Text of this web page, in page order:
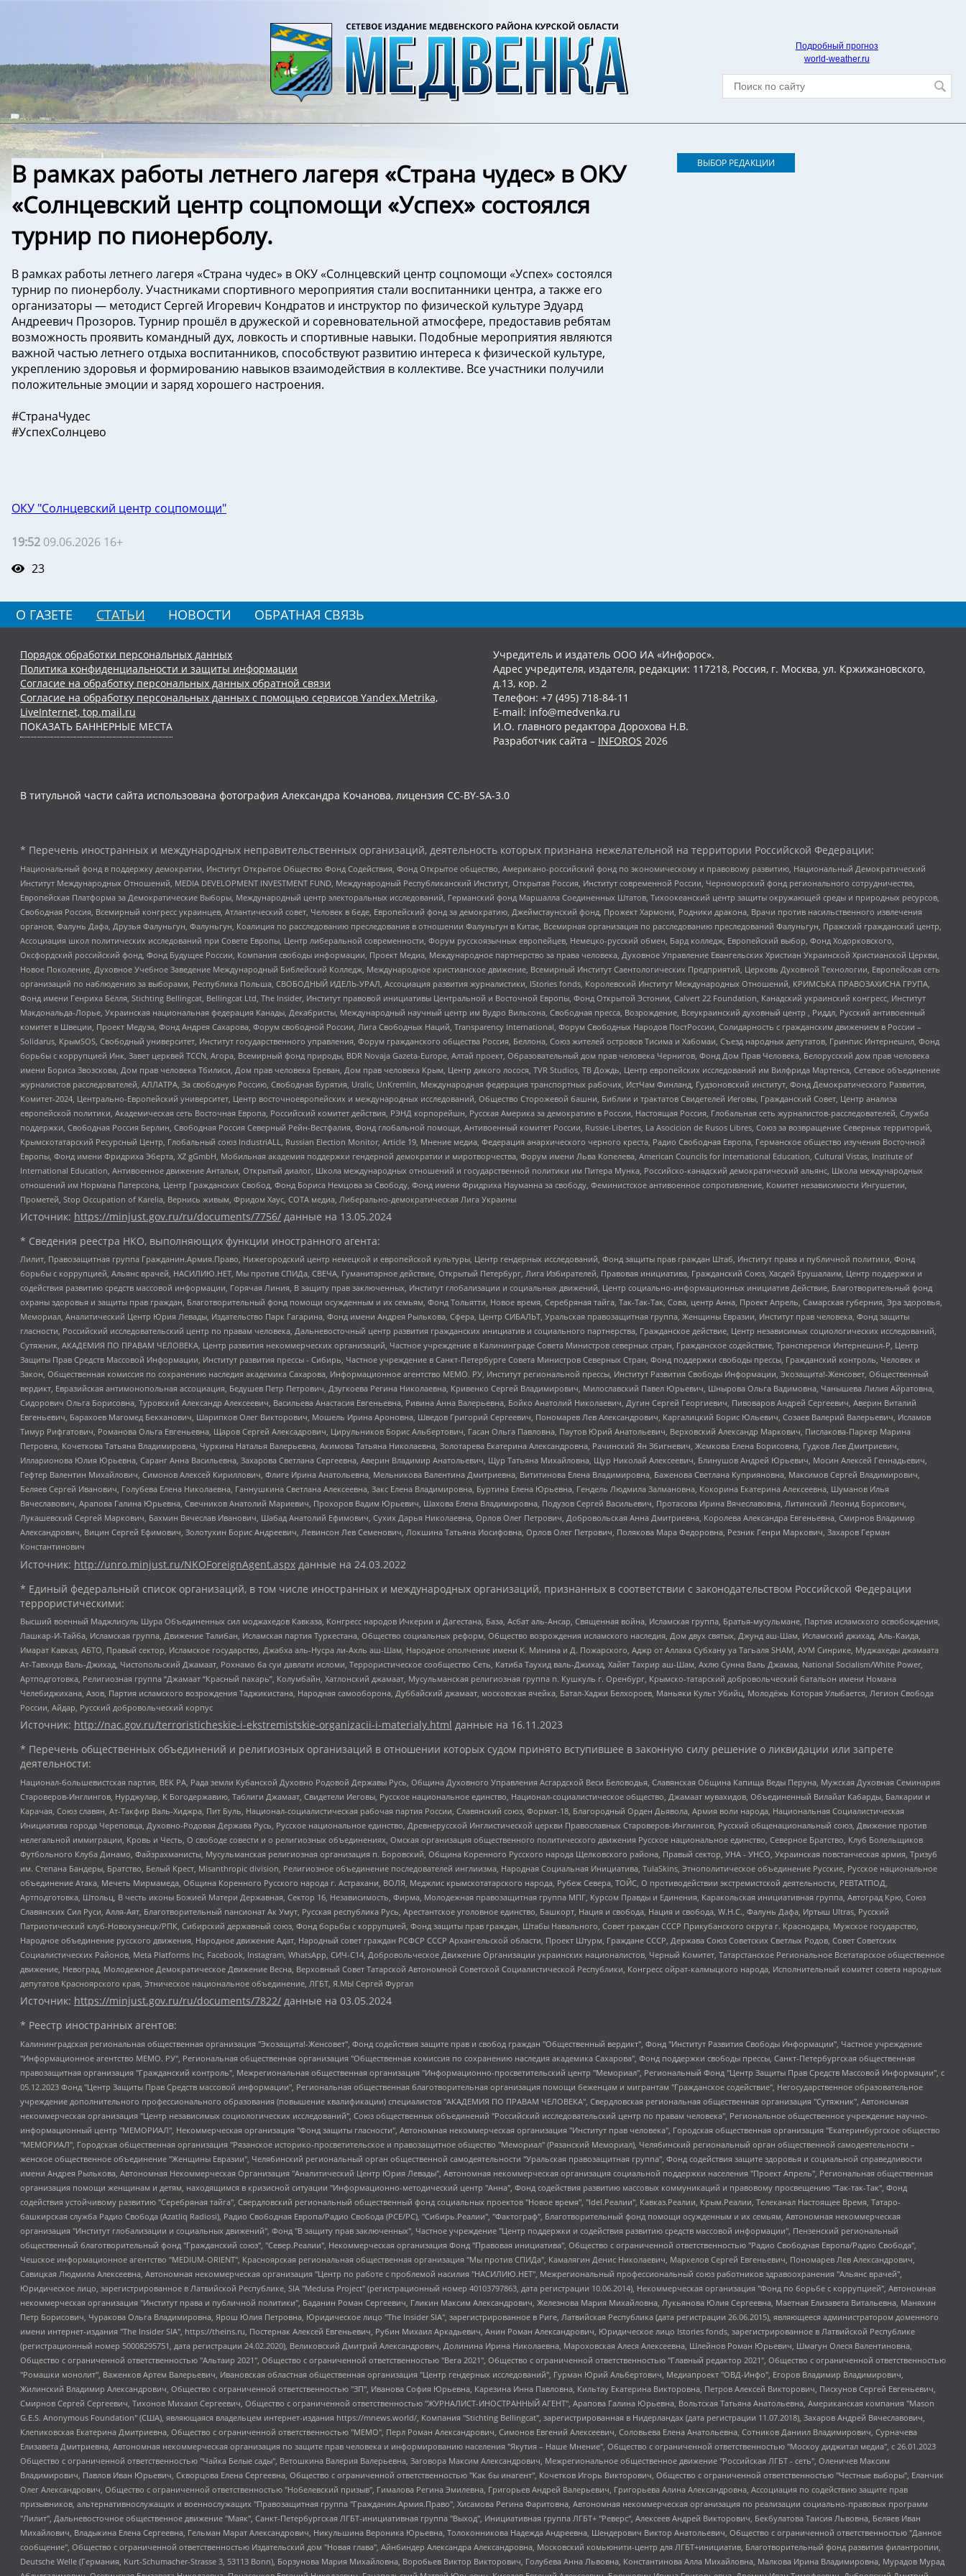
Подробный прогноз
world-weather.ru
В рамках работы летнего лагеря «Страна чудес» в ОКУ
«Солнцевский центр соцпомощи «Успех» состоялся
турнир по пионерболу.
В рамках работы летнего лагеря «Страна чудес» в ОКУ «Солнцевский центр соцпомощи «Успех» состоялся
турнир по пионерболу. Участниками спортивного мероприятия стали воспитанники центра, а также его
организаторы — методист Сергей Игоревич Кондратов и инструктор по физической культуре Эдуард
Андреевич Прозоров. Турнир прошёл в дружеской и соревновательной атмосфере, предоставив ребятам
возможность проявить командный дух, ловкость и спортивные навыки. Подобные мероприятия являются
важной частью летнего отдыха воспитанников, способствуют развитию интереса к физической культуре,
укреплению здоровья и формированию навыков взаимодействия в коллективе. Все участники получили
положительные эмоции и заряд хорошего настроения.
#СтранаЧудес
#УспехСолнцево
ОКУ "Солнцевский центр соцпомощи"
19:52 09.06.2026 16+
23
ВЫБОР РЕДАКЦИИ
О ГАЗЕТЕ СТАТЬИ НОВОСТИ ОБРАТНАЯ СВЯЗЬ
Порядок обработки персональных данных
Политика конфиденциальности и защиты информации
Согласие на обработку персональных данных обратной связи
Согласие на обработку персональных данных с помощью сервисов Yandex.Metrika,
LiveInternet, top.mail.ru
ПОКАЗАТЬ БАННЕРНЫЕ МЕСТА
Учредитель и издатель ООО ИА «Инфорос».
Адрес учредителя, издателя, редакции: 117218, Россия, г. Москва, ул. Кржижановского,
д.13, кор. 2
Телефон: +7 (495) 718-84-11
E-mail: info@medvenka.ru
И.О. главного редактора Дорохова Н.В.
Разработчик сайта – INFOROS 2026
В титульной части сайта использована фотография Александра Кочанова, лицензия CC-BY-SA-3.0
* Перечень иностранных и международных неправительственных организаций, деятельность которых признана нежелательной на территории Российской Федерации:
Национальный фонд в поддержку демократии, Институт Открытое Общество Фонд Содействия, Фонд Открытое общество, Американо-российский фонд по экономическому и правовому развитию, Национальный Демократический
Институт Международных Отношений, MEDIA DEVELOPMENT INVESTMENT FUND, Международный Республиканский Институт, Открытая Россия, Институт современной России, Черноморский фонд регионального сотрудничества,
Европейская Платформа за Демократические Выборы, Международный центр электоральных исследований, Германский фонд Маршалла Соединенных Штатов, Тихоокеанский центр защиты окружающей среды и природных ресурсов,
Свободная Россия, Всемирный конгресс украинцев, Атлантический совет, Человек в беде, Европейский фонд за демократию, Джеймстаунский фонд, Прожект Хармони, Родники дракона, Врачи против насильственного извлечения
органов, Фалунь Дафа, Друзья Фалуньгун, Фалуньгун, Коалиция по расследованию преследования в отношении Фалуньгун в Китае, Всемирная организация по расследованию преследований Фалуньгун, Пражский гражданский центр,
Ассоциация школ политических исследований при Совете Европы, Центр либеральной современности, Форум русскоязычных европейцев, Немецко-русский обмен, Бард колледж, Европейский выбор, Фонд Ходорковского,
Оксфордский российский фонд, Фонд Будущее России, Компания свободы информации, Проект Медиа, Международное партнерство за права человека, Духовное Управление Евангельских Христиан Украинской Христианской Церкви,
Новое Поколение, Духовное Учебное Заведение Международный Библейский Колледж, Международное христианское движение, Всемирный Институт Саентологических Предприятий, Церковь Духовной Технологии, Европейская сеть
организаций по наблюдению за выборами, Республика Польша, СВОБОДНЫЙ ИДЕЛЬ-УРАЛ, Ассоциация развития журналистики, IStories fonds, Королевский Институт Международных Отношений, КРИМСЬКА ПРАВОЗАХИСНА ГРУПА,
Фонд имени Генриха Бёлля, Stichting Bellingcat, Bellingcat Ltd, The Insider, Институт правовой инициативы Центральной и Восточной Европы, Фонд Открытой Эстонии, Calvert 22 Foundation, Канадский украинский конгресс, Институт
Макдональда-Лорье, Украинская национальная федерация Канады, Декабристы, Международный научный центр им Вудро Вильсона, Свободная пресса, Возрождение, Всеукраинский духовный центр , Риддл, Русский антивоенный
комитет в Швеции, Проект Медуза, Фонд Андрея Сахарова, Форум свободной России, Лига Свободных Наций, Transparеncy International, Форум Свободных Народов ПостРоссии, Солидарность с гражданским движением в России –
Solidarus, КрымSOS, Свободный университет, Институт государственного управления, Форум гражданского общества Россия, Беллона, Союз жителей островов Тисима и Хабомаи, Съезд народных депутатов, Гринпис Интернешнл, Фонд
борьбы с коррупцией Инк, Завет церквей TCCN, Агора, Всемирный фонд природы, BDR Novaja Gazeta-Europe, Алтай проект, Образовательный дом прав человека Чернигов, Фонд Дом Прав Человека, Белорусский дом прав человека
имени Бориса Звозскова, Дом прав человека Тбилиси, Дом прав человека Ереван, Дом прав человека Крым, Центр дикого лосося, TVR Studios, ТВ Дождь, Центр европейских исследований им Вилфрида Мартенса, Сетевое объединение
журналистов расследователей, АЛЛАТРА, За свободную Россию, Свободная Бурятия, Uralic, UnKremlin, Международная федерация транспортных рабочих, ИстЧам Финланд, Гудзоновский институт, Фонд Демократического Развития,
Комитет-2024, Центрально-Европейский университет, Центр восточноевропейских и международных исследований, Общество Сторожевой башни, Библии и трактатов Свидетелей Иеговы, Гражданский Совет, Центр анализа
европейской политики, Академическая сеть Восточная Европа, Российский комитет действия, РЭНД корпорейшн, Русская Америка за демократию в России, Настоящая Россия, Глобальная сеть журналистов-расследователей, Служба
поддержки, Свободная Россия Берлин, Свободная Россия Северный Рейн-Вестфалия, Фонд глобальной помощи, Антивоенный комитет России, Russie-Libertes, La Asocicion de Rusos Libres, Союз за возвращение Северных территорий,
Крымскотатарский Ресурсный Центр, Глобальный союз IndustriALL, Russian Election Monitor, Article 19, Мнение медиа, Федерация анархического черного креста, Радио Свободная Европа, Германское общество изучения Восточной
Европы, Фонд имени Фридриха Эберта, XZ gGmbH, Мобильная академия поддержки гендерной демократии и миротворчества, Форум имени Льва Копелева, American Councils for International Education, Cultural Vistas, Institute of
International Education, Антивоенное движение Антальи, Открытый диалог, Школа международных отношений и государственной политики им Питера Мунка, Российско-канадский демократический альянс, Школа международных
отношений им Нормана Патерсона, Центр Гражданских Свобод, Фонд Бориса Немцова за Свободу, Фонд имени Фридриха Науманна за свободу, Феминистское антивоенное сопротивление, Комитет независимости Ингушетии,
Прометей, Stop Occupation of Karelia, Вернись живым, Фридом Хаус, СОТА медиа, Либерально-демократическая Лига Украины
Источник: https://minjust.gov.ru/ru/documents/7756/ данные на 13.05.2024
* Сведения реестра НКО, выполняющих функции иностранного агента:
Лилит, Правозащитная группа Гражданин.Армия.Право, Нижегородский центр немецкой и европейской культуры, Центр гендерных исследований, Фонд защиты прав граждан Штаб, Институт права и публичной политики, Фонд
борьбы с коррупцией, Альянс врачей, НАСИЛИЮ.НЕТ, Мы против СПИДа, СВЕЧА, Гуманитарное действие, Открытый Петербург, Лига Избирателей, Правовая инициатива, Гражданский Союз, Хасдей Ерушалаим, Центр поддержки и
содействия развитию средств массовой информации, Горячая Линия, В защиту прав заключенных, Институт глобализации и социальных движений, Центр социально-информационных инициатив Действие, Благотворительный фонд
охраны здоровья и защиты прав граждан, Благотворительный фонд помощи осужденным и их семьям, Фонд Тольятти, Новое время, Серебряная тайга, Так-Так-Так, Сова, центр Анна, Проект Апрель, Самарская губерния, Эра здоровья,
Мемориал, Аналитический Центр Юрия Левады, Издательство Парк Гагарина, Фонд имени Андрея Рылькова, Сфера, Центр СИБАЛЬТ, Уральская правозащитная группа, Женщины Евразии, Институт прав человека, Фонд защиты
гласности, Российский исследовательский центр по правам человека, Дальневосточный центр развития гражданских инициатив и социального партнерства, Гражданское действие, Центр независимых социологических исследований,
Сутяжник, АКАДЕМИЯ ПО ПРАВАМ ЧЕЛОВЕКА, Центр развития некоммерческих организаций, Частное учреждение в Калининграде Совета Министров северных стран, Гражданское содействие, Трансперенси Интернешнл-Р, Центр
Защиты Прав Средств Массовой Информации, Институт развития прессы - Сибирь, Частное учреждение в Санкт-Петербурге Совета Министров Северных Стран, Фонд поддержки свободы прессы, Гражданский контроль, Человек и
Закон, Общественная комиссия по сохранению наследия академика Сахарова, Информационное агентство МЕМО. РУ, Институт региональной прессы, Институт Развития Свободы Информации, Экозащита!-Женсовет, Общественный
вердикт, Евразийская антимонопольная ассоциация, Бедушев Петр Петрович, Дзугкоева Регина Николаевна, Кривенко Сергей Владимирович, Милославский Павел Юрьевич, Шнырова Ольга Вадимовна, Чанышева Лилия Айратовна,
Сидорович Ольга Борисовна, Туровский Александр Алексеевич, Васильева Анастасия Евгеньевна, Ривина Анна Валерьевна, Бойко Анатолий Николаевич, Дугин Сергей Георгиевич, Пивоваров Андрей Сергеевич, Аверин Виталий
Евгеньевич, Барахоев Магомед Бекханович, Шарипков Олег Викторович, Мошель Ирина Ароновна, Шведов Григорий Сергеевич, Пономарев Лев Александрович, Каргалицкий Борис Юльевич, Созаев Валерий Валерьевич, Исламов
Тимур Рифгатович, Романова Ольга Евгеньевна, Щаров Сергей Алексадрович, Цирульников Борис Альбертович, Гасан Ольга Павловна, Паутов Юрий Анатольевич, Верховский Александр Маркович, Пислакова-Паркер Марина
Петровна, Кочеткова Татьяна Владимировна, Чуркина Наталья Валерьевна, Акимова Татьяна Николаевна, Золотарева Екатерина Александровна, Рачинский Ян Збигневич, Жемкова Елена Борисовна, Гудков Лев Дмитриевич,
Илларионова Юлия Юрьевна, Саранг Анна Васильевна, Захарова Светлана Сергеевна, Аверин Владимир Анатольевич, Щур Татьяна Михайловна, Щур Николай Алексеевич, Блинушов Андрей Юрьевич, Мосин Алексей Геннадьевич,
Гефтер Валентин Михайлович, Симонов Алексей Кириллович, Флиге Ирина Анатольевна, Мельникова Валентина Дмитриевна, Вититинова Елена Владимировна, Баженова Светлана Куприяновна, Максимов Сергей Владимирович,
Беляев Сергей Иванович, Голубева Елена Николаевна, Ганнушкина Светлана Алексеевна, Закс Елена Владимировна, Буртина Елена Юрьевна, Гендель Людмила Залмановна, Кокорина Екатерина Алексеевна, Шуманов Илья
Вячеславович, Арапова Галина Юрьевна, Свечников Анатолий Мариевич, Прохоров Вадим Юрьевич, Шахова Елена Владимировна, Подузов Сергей Васильевич, Протасова Ирина Вячеславовна, Литинский Леонид Борисович,
Лукашевский Сергей Маркович, Бахмин Вячеслав Иванович, Шабад Анатолий Ефимович, Сухих Дарья Николаевна, Орлов Олег Петрович, Добровольская Анна Дмитриевна, Королева Александра Евгеньевна, Смирнов Владимир
Александрович, Вицин Сергей Ефимович, Золотухин Борис Андреевич, Левинсон Лев Семенович, Локшина Татьяна Иосифовна, Орлов Олег Петрович, Полякова Мара Федоровна, Резник Генри Маркович, Захаров Герман
Константинович
Источник: http://unro.minjust.ru/NKOForeignAgent.aspx данные на 24.03.2022
* Единый федеральный список организаций, в том числе иностранных и международных организаций, признанных в соответствии с законодательством Российской Федерации
террористическими:
Высший военный Маджлисуль Шура Объединенных сил моджахедов Кавказа, Конгресс народов Ичкерии и Дагестана, База, Асбат аль-Ансар, Священная война, Исламская группа, Братья-мусульмане, Партия исламского освобождения,
Лашкар-И-Тайба, Исламская группа, Движение Талибан, Исламская партия Туркестана, Общество социальных реформ, Общество возрождения исламского наследия, Дом двух святых, Джунд аш-Шам, Исламский джихад, Аль-Каида,
Имарат Кавказ, АБТО, Правый сектор, Исламское государство, Джабха аль-Нусра ли-Ахль аш-Шам, Народное ополчение имени К. Минина и Д. Пожарского, Аджр от Аллаха Субхану уа Тагьаля SHAM, АУМ Синрике, Муджахеды джамаата
Ат-Тавхида Валь-Джихад, Чистопольский Джамаат, Рохнамо ба суи давлати исломи, Террористическое сообщество Сеть, Катиба Таухид валь-Джихад, Хайят Тахрир аш-Шам, Ахлю Сунна Валь Джамаа, National Socialism/White Power,
Артподготовка, Религиозная группа “Джамаат “Красный пахарь”, Колумбайн, Хатлонский джамаат, Мусульманская религиозная группа п. Кушкуль г. Оренбург, Крымско-татарский добровольческий батальон имени Номана
Челебиджихана, Азов, Партия исламского возрождения Таджикистана, Народная самооборона, Дуббайский джамаат, московская ячейка, Батал-Хаджи Белхороев, Маньяки Культ Убийц, Молодёжь Которая Улыбается, Легион Свобода
России, Айдар, Русский добровольческий корпус
Источник: http://nac.gov.ru/terroristicheskie-i-ekstremistskie-organizacii-i-materialy.html данные на 16.11.2023
* Перечень общественных объединений и религиозных организаций в отношении которых судом принято вступившее в законную силу решение о ликвидации или запрете
деятельности:
Национал-большевистская партия, ВЕК РА, Рада земли Кубанской Духовно Родовой Державы Русь, Община Духовного Управления Асгардской Веси Беловодья, Славянская Община Капища Веды Перуна, Мужская Духовная Семинария
Староверов-Инглингов, Нурджулар, К Богодержавию, Таблиги Джамаат, Свидетели Иеговы, Русское национальное единство, Национал-социалистическое общество, Джамаат мувахидов, Объединенный Вилайат Кабарды, Балкарии и
Карачая, Союз славян, Ат-Такфир Валь-Хиджра, Пит Буль, Национал-социалистическая рабочая партия России, Славянский союз, Формат-18, Благородный Орден Дьявола, Армия воли народа, Национальная Социалистическая
Инициатива города Череповца, Духовно-Родовая Держава Русь, Русское национальное единство, Древнерусской Инглистической церкви Православных Староверов-Инглингов, Русский общенациональный союз, Движение против
нелегальной иммиграции, Кровь и Честь, О свободе совести и о религиозных объединениях, Омская организация общественного политического движения Русское национальное единство, Северное Братство, Клуб Болельщиков
Футбольного Клуба Динамо, Файзрахманисты, Мусульманская религиозная организация п. Боровский, Община Коренного Русского народа Щелковского района, Правый сектор, УНА - УНСО, Украинская повстанческая армия, Тризуб
им. Степана Бандеры, Братство, Белый Крест, Misanthropic division, Религиозное объединение последователей инглиизма, Народная Социальная Инициатива, TulaSkins, Этнополитическое объединение Русские, Русское национальное
объединение Атака, Мечеть Мирмамеда, Община Коренного Русского народа г. Астрахани, ВОЛЯ, Меджлис крымскотатарского народа, Рубеж Севера, ТОЙС, О противодействии экстремистской деятельности, РЕВТАТПОД,
Артподготовка, Штольц, В честь иконы Божией Матери Державная, Сектор 16, Независимость, Фирма, Молодежная правозащитная группа МПГ, Курсом Правды и Единения, Каракольская инициативная группа, Автоград Крю, Союз
Славянских Сил Руси, Алля-Аят, Благотворительный пансионат Ак Умут, Русская республика Русь, Арестантское уголовное единство, Башкорт, Нация и свобода, Нация и свобода, W.H.С., Фалунь Дафа, Иртыш Ultras, Русский
Патриотический клуб-Новокузнецк/РПК, Сибирский державный союз, Фонд борьбы с коррупцией, Фонд защиты прав граждан, Штабы Навального, Совет граждан СССР Прикубанского округа г. Краснодара, Мужское государство,
Народное объединение русского движения, Народное движение Адат, Народный совет граждан РСФСР СССР Архангельской области, Проект Штурм, Граждане СССР, Держава Союз Советских Светлых Родов, Совет Советских
Социалистических Районов, Meta Platforms Inc, Facebook, Instagram, WhatsApp, СИЧ-С14, Добровольческое Движение Организации украинских националистов, Черный Комитет, Татарстанское Региональное Всетатарское общественное
движение, Невоград, Молодежное Демократическое Движение Весна, Верховный Совет Татарской Автономной Советской Социалистической Республики, Конгресс ойрат-калмыцкого народа, Исполнительный комитет совета народных
депутатов Красноярского края, Этническое национальное объединение, ЛГБТ, Я.МЫ Сергей Фургал
Источник: https://minjust.gov.ru/ru/documents/7822/ данные на 03.05.2024
* Реестр иностранных агентов:
Калининградская региональная общественная организация "Экозащита!-Женсовет", Фонд содействия защите прав и свобод граждан "Общественный вердикт", Фонд "Институт Развития Свободы Информации", Частное учреждение "Информационное агентство МЕМО. РУ", Региональная общественная организация "Общественная комиссия по сохранению наследия академика Сахарова", Фонд поддержки свободы прессы, Санкт-Петербургская общественная правозащитная организация "Гражданский контроль", Межрегиональная общественная организация "Информационно-просветительский центр "Мемориал", Региональный Фонд "Центр Защиты Прав Средств Массовой Информации", с 05.12.2023 Фонд "Центр Защиты Прав Средств массовой информации", Региональная общественная благотворительная организация помощи беженцам и мигрантам "Гражданское содействие", Негосударственное образовательное учреждение дополнительного профессионального образования (повышение квалификации) специалистов "АКАДЕМИЯ ПО ПРАВАМ ЧЕЛОВЕКА", Свердловская региональная общественная организация "Сутяжник", Автономная некоммерческая организация "Центр независимых социологических исследований", Союз общественных объединений "Российский исследовательский центр по правам человека", Региональное общественное учреждение научно-информационный центр "МЕМОРИАЛ", Некоммерческая организация "Фонд защиты гласности", Автономная некоммерческая организация "Институт прав человека", Городская общественная организация "Екатеринбургское общество "МЕМОРИАЛ", Городская общественная организация "Рязанское историко-просветительское и правозащитное общество "Мемориал" (Рязанский Мемориал), Челябинский региональный орган общественной самодеятельности – женское общественное объединение "Женщины Евразии", Челябинский региональный орган общественной самодеятельности "Уральская правозащитная группа", Фонд содействия защите здоровья и социальной справедливости имени Андрея Рылькова, Автономная Некоммерческая Организация "Аналитический Центр Юрия Левады", Автономная некоммерческая организация социальной поддержки населения "Проект Апрель", Региональная общественная организация помощи женщинам и детям, находящимся в кризисной ситуации "Информационно-методический центр "Анна", Фонд содействия развитию массовых коммуникаций и правовому просвещению "Так-так-Так", Фонд содействия устойчивому развитию "Серебряная тайга", Свердловский региональный общественный фонд социальных проектов "Новое время", "Idel.Реалии", Кавказ.Реалии, Крым.Реалии, Телеканал Настоящее Время, Татаро-башкирская служба Радио Свобода (Azatliq Radiosi), Радио Свободная Европа/Радио Свобода (PCE/PC), "Сибирь.Реалии", "Фактограф", Благотворительный фонд помощи осужденным и их семьям, Автономная некоммерческая организация "Институт глобализации и социальных движений", Фонд "В защиту прав заключенных", Частное учреждение "Центр поддержки и содействия развитию средств массовой информации", Пензенский региональный общественный благотворительный фонд "Гражданский союз", "Север.Реалии", Некоммерческая организация Фонд "Правовая инициатива", Общество с ограниченной ответственностью "Радио Свободная Европа/Радио Свобода", Чешское информационное агентство "MEDIUM-ORIENT", Красноярская региональная общественная организация "Мы против СПИДа", Камалягин Денис Николаевич, Маркелов Сергей Евгеньевич, Пономарев Лев Александрович, Савицкая Людмила Алексеевна, Автономная некоммерческая организация "Центр по работе с проблемой насилия "НАСИЛИЮ.НЕТ", Межрегиональный профессиональный союз работников здравоохранения "Альянс врачей", Юридическое лицо, зарегистрированное в Латвийской Республике, SIA "Medusa Project" (регистрационный номер 40103797863, дата регистрации 10.06.2014), Некоммерческая организация "Фонд по борьбе с коррупцией", Автономная некоммерческая организация "Институт права и публичной политики", Баданин Роман Сергеевич, Гликин Максим Александрович, Железнова Мария Михайловна, Лукьянова Юлия Сергеевна, Маетная Елизавета Витальевна, Маняхин Петр Борисович, Чуракова Ольга Владимировна, Ярош Юлия Петровна, Юридическое лицо "The Insider SIA", зарегистрированное в Риге, Латвийская Республика (дата регистрации 26.06.2015), являющееся администратором доменного имени интернет-издания "The Insider SIA", https://theins.ru, Постернак Алексей Евгеньевич, Рубин Михаил Аркадьевич, Анин Роман Александрович, Юридическое лицо Istories fonds, зарегистрированное в Латвийской Республике (регистрационный номер 50008295751, дата регистрации 24.02.2020), Великовский Дмитрий Александрович, Долинина Ирина Николаевна, Мароховская Алеся Алексеевна, Шлейнов Роман Юрьевич, Шмагун Олеся Валентиновна, Общество с ограниченной ответственностью "Альтаир 2021", Общество с ограниченной ответственностью "Вега 2021", Общество с ограниченной ответственностью "Главный редактор 2021", Общество с ограниченной ответственностью "Ромашки монолит", Важенков Артем Валерьевич, Ивановская областная общественная организация "Центр гендерных исследований", Гурман Юрий Альбертович, Медиапроект "ОВД-Инфо", Егоров Владимир Владимирович, Жилинский Владимир Александрович, Общество с ограниченной ответственностью "ЗП", Иванова София Юрьевна, Карезина Инна Павловна, Кильтау Екатерина Викторовна, Петров Алексей Викторович, Пискунов Сергей Евгеньевич, Смирнов Сергей Сергеевич, Тихонов Михаил Сергеевич, Общество с ограниченной ответственностью "ЖУРНАЛИСТ-ИНОСТРАННЫЙ АГЕНТ", Арапова Галина Юрьевна, Вольтская Татьяна Анатольевна, Американская компания "Mason G.E.S. Anonymous Foundation" (США), являющаяся владельцем интернет-издания https://mnews.world/, Компания "Stichting Bellingcat", зарегистрированная в Нидерландах (дата регистрации 11.07.2018), Захаров Андрей Вячеславович, Клепиковская Екатерина Дмитриевна, Общество с ограниченной ответственностью "МЕМО", Перл Роман Александрович, Симонов Евгений Алексеевич, Соловьева Елена Анатольевна, Сотников Даниил Владимирович, Сурначева Елизавета Дмитриевна, Автономная некоммерческая организация по защите прав человека и информированию населения "Якутия – Наше Мнение", Общество с ограниченной ответственностью "Москоу диджитал медиа", с 26.01.2023 Общество с ограниченной ответственностью "Чайка Белые сады", Ветошкина Валерия Валерьевна, Заговора Максим Александрович, Межрегиональное общественное движение "Российская ЛГБТ - сеть", Оленичев Максим Владимирович, Павлов Иван Юрьевич, Скворцова Елена Сергеевна, Общество с ограниченной ответственностью "Как бы инагент", Кочетков Игорь Викторович, Общество с ограниченной ответственностью "Честные выборы", Еланчик Олег Александрович, Общество с ограниченной ответственностью "Нобелевский призыв", Гималова Регина Эмилевна, Григорьев Андрей Валерьевич, Григорьева Алина Александровна, Ассоциация по содействию защите прав призывников, альтернативнослужащих и военнослужащих "Правозащитная группа "Гражданин.Армия.Право", Хисамова Регина Фаритовна, Автономная некоммерческая организация по реализации социально-правовых программ "Лилит", Дальневосточное общественное движение "Маяк", Санкт-Петербургская ЛГБТ-инициативная группа "Выход", Инициативная группа ЛГБТ+ "Реверс", Алексеев Андрей Викторович, Бекбулатова Таисия Львовна, Беляев Иван Михайлович, Владыкина Елена Сергеевна, Гельман Марат Александрович, Никульшина Вероника Юрьевна, Толоконникова Надежда Андреевна, Шендерович Виктор Анатольевич, Общество с ограниченной ответственностью "Данное сообщение", Общество с ограниченной ответственностью Издательский дом "Новая глава", Айнбиндер Александра Александровна, Московский комьюнити-центр для ЛГБТ+инициатив, Благотворительный фонд развития филантропии, Deutsche Welle (Германия, Kurt-Schumacher-Strasse 3, 53113 Bonn), Борзунова Мария Михайловна, Воробьев Виктор Викторович, Голубева Анна Львовна, Константинова Алла Михайловна, Малкова Ирина Владимировна, Мурадов Мурад Абдулгалимович, Осетинская Елизавета Николаевна, Понасенков Евгений Николаевич, Ганапольский Матвей Юрьевич, Киселев Евгений Алексеевич, Борухович Ирина Григорьевна, Дремин Иван Тимофеевич, Дубровский Дмитрий Викторович, Красноярская региональная общественная организация поддержки и развития альтернативных образовательных технологий и межкультурных коммуникаций "ИНТЕРРА", Маяковская Екатерина Алексеевна, Фейгин Марк Захарович, Филимонов Андрей Викторович, Дзугкоева Регина Николаевна, Доброхотов Роман Александрович, Дудь Юрий Александрович, Елкин Сергей Владимирович, Кругликов Кирилл Игоревич, Сабунаева Мария Леонидовна, Семенов Алексей Владимирович, Шаинян Карен Багратович, Шульман Екатерина Михайловна, Асафьев Артур Валерьевич, Вахштайн Виктор Семенович, Венедиктов Алексей Алексеевич, Лушникова Екатерина Евгеньевна, Волков Леонид Михайлович, Невзоров Александр Глебович, Пархоменко Сергей Борисович, Сироткин Ярослав Николаевич, Кара-Мурза Владимир Владимирович, Баранова Наталья Владимировна, Гозман Леонид Яковлевич, Кагарлицкий Борис Юльевич, Климарев Михаил Валерьевич, Милов Владимир Станиславович, Автономная некоммерческая организация Краснодарский центр современного искусства "Типография", Моргенштерн Алишер Тагирович, Соболь Любовь Эдуардовна, Общество с ограниченной ответственностью "ЛИЗА НОРМ", Каспаров Гарри Кимович, Ходорковский Михаил Борисович, Общество с ограниченной ответственностью "Апрельские тезисы", Данилович Ирина Брониславовна, Кашин Олег Владимирович, Петров Николай Владимирович, Пивоваров Алексей Владимирович, Соколов Михаил Владимирович, Цветкова Юлия Владимировна, Чичваркин Евгений Александрович, Комитет против пыток/Команда против пыток, Общество с ограниченной ответственностью "Первый научный", Общество с ограниченной ответственностью "Вертолет и ко", Белоцерковская Вероника Борисовна, Кац Максим Евгеньевич, Лазарева Татьяна Юрьевна, Шаведдинов Руслан Табризович, Яшин Илья Валерьевич, Общество с ограниченной ответственностью "Иноагент ААВ", Алешковский Дмитрий Петрович, Альбац Евгения Марковна, Быков Дмитрий Львович, Галямина Юлия Евгеньевна, Лойко Сергей Леонидович, Мартынов Кирилл Константинович, Медведев Сергей Александрович, Крашенинников Федор Геннадиевич, Гордеева Катерина Вл